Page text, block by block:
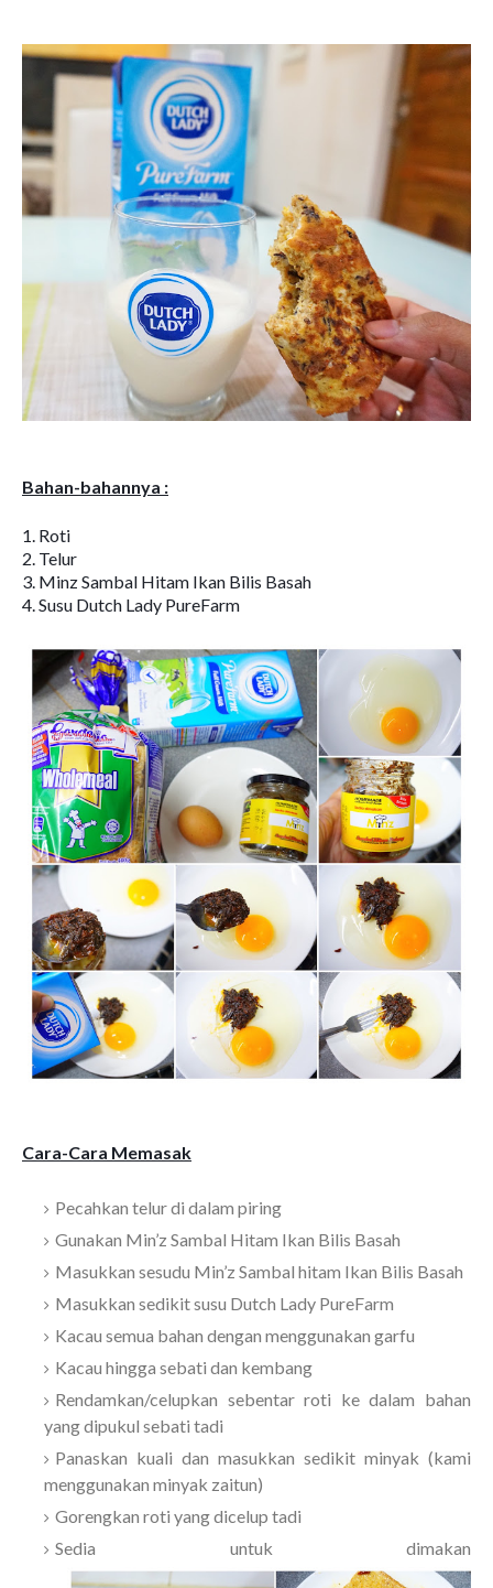
Bahan-bahannya :
1. Roti
2. Telur
3. Minz Sambal Hitam Ikan Bilis Basah
4. Susu Dutch Lady PureFarm
Cara-Cara Memasak
Pecahkan telur di dalam piring
Gunakan Min’z Sambal Hitam Ikan Bilis Basah
Masukkan sesudu Min’z Sambal hitam Ikan Bilis Basah
Masukkan sedikit susu Dutch Lady PureFarm
Kacau semua bahan dengan menggunakan garfu
Kacau hingga sebati dan kembang
Rendamkan/celupkan sebentar roti ke dalam bahan
yang dipukul sebati tadi
Panaskan kuali dan masukkan sedikit minyak (kami
menggunakan minyak zaitun)
Gorengkan roti yang dicelup tadi
Sedia untuk dimakan